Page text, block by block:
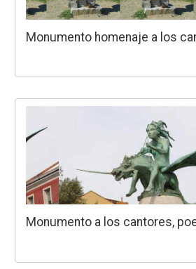
Monumento homenaje a los
Monumento a los cantores,